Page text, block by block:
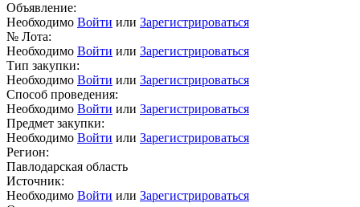
Объявление:
Необходимо Войти или Зарегистрироваться
№ Лота:
Необходимо Войти или Зарегистрироваться
Тип закупки:
Необходимо Войти или Зарегистрироваться
Способ проведения:
Необходимо Войти или Зарегистрироваться
Предмет закупки:
Необходимо Войти или Зарегистрироваться
Регион:
Павлодарская область
Источник:
Необходимо Войти или Зарегистрироваться